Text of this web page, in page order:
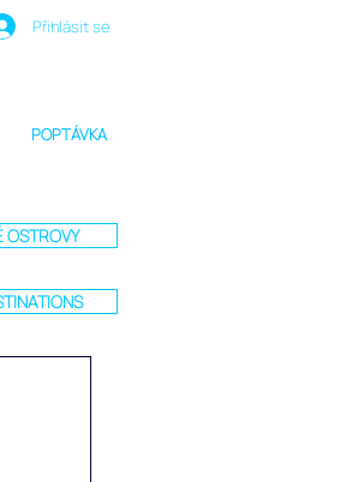
POPTÁVKA
Přihlásit se
OSTROVY